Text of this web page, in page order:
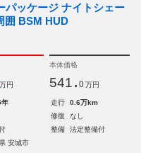
パッケージ ナイトシェー
囲 BSM HUD
万円
本体価格
541. 0 万円
走行
0.6万km
修復
なし
整備
法定整備付
安城市